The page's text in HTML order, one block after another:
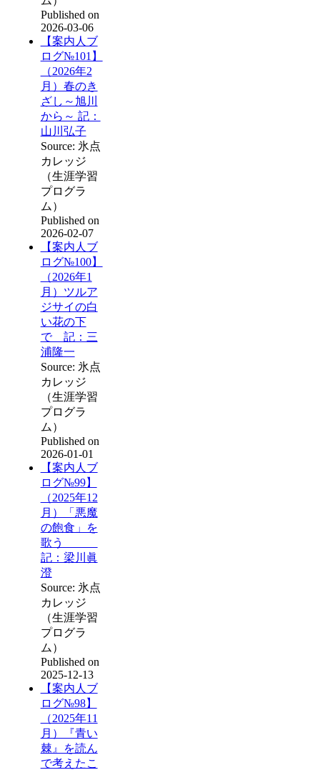
Published on
2026-03-06
【案内人ブ
ログ№101】
（2026年2
月）春のき
ざし～旭川
から～ 記：
山川弘子
Source: 氷点
カレッジ
（生涯学習
プログラ
ム）
Published on
2026-02-07
【案内人ブ
ログ№100】
（2026年1
月）ツルア
ジサイの白
い花の下
で 記：三
浦隆一
Source: 氷点
カレッジ
（生涯学習
プログラ
ム）
Published on
2026-01-01
【案内人ブ
ログ№99】
（2025年12
月）「悪魔
の飽食」を
歌う
記：梁川眞
澄
Source: 氷点
カレッジ
（生涯学習
プログラ
ム）
Published on
2025-12-13
【案内人ブ
ログ№98】
（2025年11
月）『青い
棘』を読ん
で考えたこ